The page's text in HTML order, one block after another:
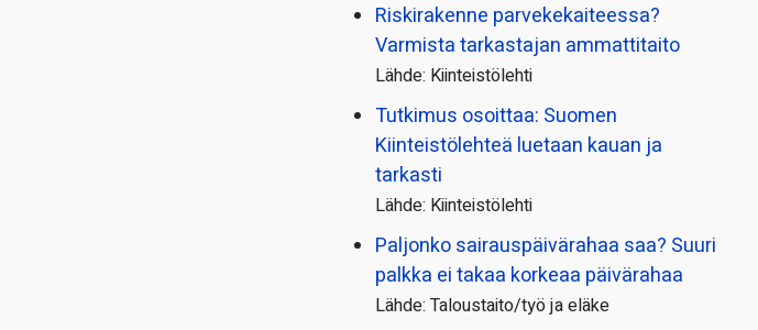
Riskirakenne parvekekaiteessa?
Varmista tarkastajan ammattitaito
Lähde: Kiinteistölehti
Tutkimus osoittaa: Suomen
Kiinteistölehteä luetaan kauan ja
tarkasti
Lähde: Kiinteistölehti
Paljonko sairauspäivä­rahaa saa? Suuri
palkka ei takaa korkeaa päivärahaa
Lähde: Taloustaito/työ ja eläke